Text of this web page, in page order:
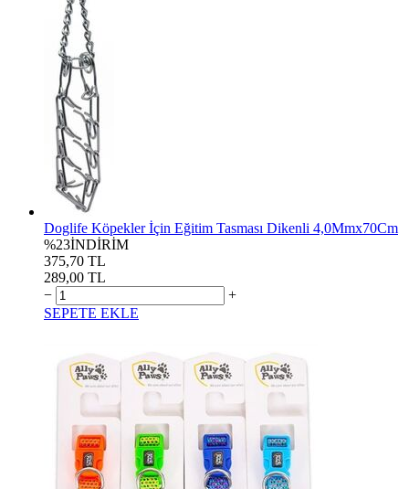
Doglife Köpekler İçin Eğitim Tasması Dikenli 4,0Mmx70Cm
%23İNDİRİM
375,70 TL
289,00 TL
−
+
SEPETE EKLE